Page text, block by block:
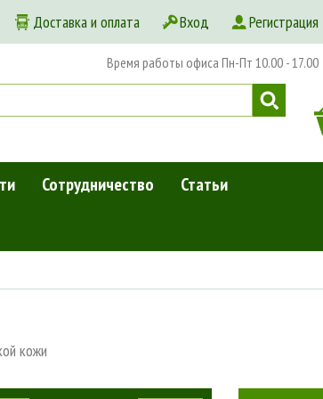
Доставка и оплата Вход Регистрация
Время работы офиса Пн-Пт 10.00 - 17.00
Сотрудничество
Статьи
кожи